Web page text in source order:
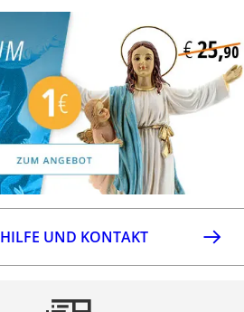
HILFE UND KONTAKT